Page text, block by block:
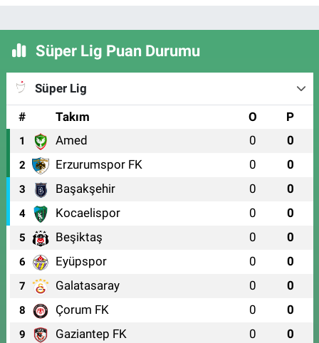
Süper Lig Puan Durumu
Süper Lig
#
Takım O P
1 Amed 0 0
2 Erzurumspor FK 0 0
3 Başakşehir 0 0
4 Kocaelispor 0 0
5 Beşiktaş 0 0
6 Eyüpspor 0 0
7 Galatasaray 0 0
8 Çorum FK 0 0
9 Gaziantep FK 0 0